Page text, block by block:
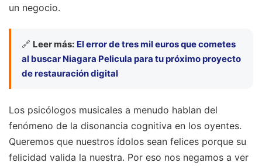
un negocio.
🔗 Leer más: El error de tres mil euros que cometes
al buscar Niagara Pelicula para tu próximo proyecto
de restauración digital
Los psicólogos musicales a menudo hablan del
fenómeno de la disonancia cognitiva en los oyentes.
Queremos que nuestros ídolos sean felices porque su
felicidad valida la nuestra. Por eso nos negamos a ver